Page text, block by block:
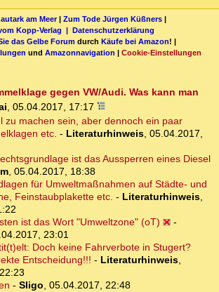
am Meer| Zum Tode Jürgen Küßners |
Kopp-Verlag | Datenschutzerklärung
das Gelbe Forum durch Käufe bei Amazon! |
und Amazonnavigation | Cookie-Einstellungen
gegen VW/Audi. Was kann man
, 05.04.2017, 17:17
zu machen sein, aber dennoch ein paar
etc. - Literaturhinweis, 05.04.2017,
ist das Aussperren eines Diesel
, 05.04.2017, 18:38
für Umweltmaßnahmen auf Städte- und
Feinstaubplakette etc. - Literaturhinweis,
ist das Wort "Umweltzone" (oT)
-
23:01
Doch keine Fahrverbote in Stugert?
Entscheidung!!! - Literaturhinweis,
- Sligo, 05.04.2017, 22:48